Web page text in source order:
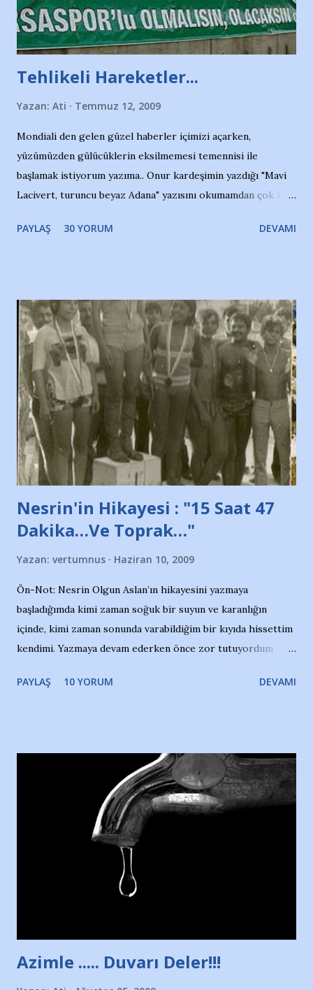
Tehlikeli Hareketler...
Yazan: Ati Temmuz 12, 2009
Mondiali den gelen güzel haberler içimizi açarken,
yüzümüzden gülücüklerin eksilmemesi temennisi ile
başlamak istiyorum yazıma.. Onur kardeşimin yazdığı "Mavi
Lacivert, turuncu beyaz Adana" yazısını okumamdan çok kısa
irkildim.. "Bursasporlu taraftarlar, İstanbul takımlarının
ve ürünlerini Bursa şehrinde görmek istemediklerini bir
protesto eylemiyle açıkladıklarını bildiriyordu.. Bu grup
adına açıklama yapan şahsı muhterem(!) ''Açık ve net olarak
söylüyoruz. Bu son uyarımızdır. Bunun yanısıra, bu takımlara
ait tanıtıcı ilanların asılmasına izin veren Bursa Büyükşehir
Belediyesi ile mağazaların bulunduğu alışveriş merkezlerini
de kınıyoruz'' diye de eklemiş .. Blogumuzda okuduğum bu
yazının hemen ardından bu habe...
PAYLAŞ 30 YORUM DEVAMI
Nesrin'in Hikayesi : "15 Saat 47
Dakika…Ve Toprak…"
Yazan: vertumnus Haziran 10, 2009
Ön-Not: Nesrin Olgun Aslan’ın hikayesini yazmaya
başladığımda kimi zaman soğuk bir suyun ve karanlığın
içinde, kimi zaman sonunda varabildiğim bir kıyıda hissettim
kendimi. Yazmaya devam ederken önce zor tutuyordum
Yazımı, ağlayarak bitirebildim ancak…Kendisinin web
Nesrin’in Hikayesi’ne başlıyorum… 1964 Adana Yüzme
havuzunun kenarında 7 yaşında kara kuru bir kız çocuğu
duruyor. Havuzun içinde Adana Demirspor Kulübü
yüzücüleri. Erkekler çoğunlukta. Küçük kız etrafına bakıyor.
Sadece 4 kız çocuğu var. Nesrin, Adana Demirspor’un 4
kızından biri oluyor o gün…Giriyor havuza. 1973 – 1975
Adana Nesrin, 16 yaşında. Yüzüyor. 7 yaşında girdiği
Türkiye 3.lüğü var. 17 yaşında mar...
PAYLAŞ 10 YORUM DEVAMI
Azimle ..... Duvarı Deler!!!